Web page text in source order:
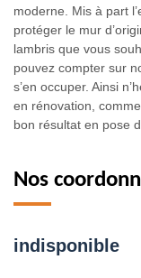
moderne. Mis à part
protéger le mur
lambris que vous
pouvez compter sur
s’en occuper. Ainsi
en rénovation,
bon résultat en pose
Nos
indisponible